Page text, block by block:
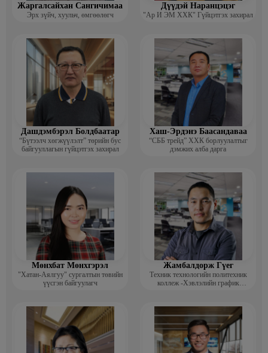
Жаргалсайхан Сангичимаа
Эрх зүйч, хуульч, өмгөөлөгч
Дүүдэй Наранцэцэг
"Ар И ЭМ ХХК" Гүйцэтгэх захирал
Дашдэмбэрэл Болдбаатар
“Бүтээлч хөгжүүлэлт” төрийн бус
байгууллагын гүйцэтгэх захирал
Хаш-Эрдэнэ Баасандаваа
“СББ трейд” ХХК борлуулалтыг
дэмжих алба дарга
Мөнхбат Мөнхгэрэл
"Хатан-Аялгуу" сургалтын төвийн
үүсгэн байгуулагч
Жамбалдорж Гүег
Техник технологийн политехник
коллеж -Хэвлэлийн график